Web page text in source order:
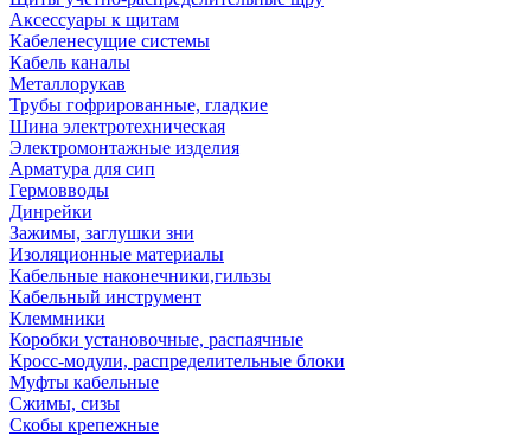
Аксессуары к щитам
Кабеленесущие системы
Кабель каналы
Металлорукав
Трубы гофрированные, гладкие
Шина электротехническая
Электромонтажные изделия
Арматура для сип
Гермовводы
Динрейки
Зажимы, заглушки зни
Изоляционные материалы
Кабельные наконечники,гильзы
Кабельный инструмент
Клеммники
Коробки установочные, распаячные
Кросс-модули, распределительные блоки
Муфты кабельные
Сжимы, сизы
Скобы крепежные